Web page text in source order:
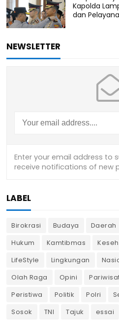
Kapolda
dan
NEWSLETTER
LABEL
Birokrasi Budaya Daerah
Hukum
Kamtibmas
LifeStyle
Lingkungan
Olah Raga
Opini
Peristiwa
Politik Polri
Sosok
TNI Tajuk essai